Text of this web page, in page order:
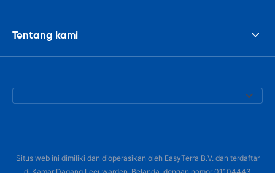
Tentang kami
Situs web ini dimiliki dan dioperasikan oleh EasyTerra B.V. dan terdaftar